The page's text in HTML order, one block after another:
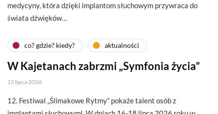
medycyny, która dzięki implantom słuchowym przywraca do
świata dźwięków…
co? gdzie? kiedy? aktualności
W Kajetanach zabrzmi „Symfonia życia”
15 lipca 2026
12. Festiwal „Ślimakowe Rytmy” pokaże talent osób z